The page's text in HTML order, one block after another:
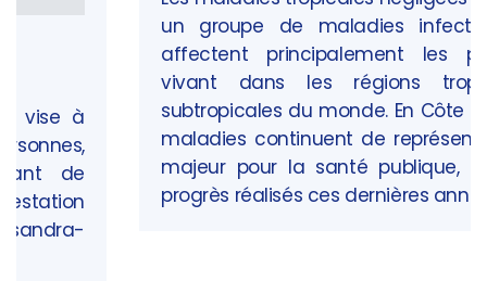
un groupe de maladies infectieuses qui
affectent principalement les populations
vivant dans les régions tropicales et
subtropicales du monde. En Côte d'Ivoire ces
maladies continuent de représenter un défi
majeur pour la santé publique, malgré les
progrès réalisés ces dernières années.